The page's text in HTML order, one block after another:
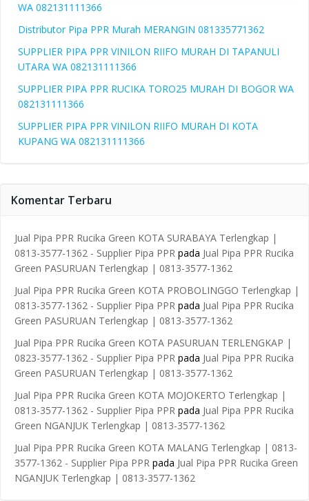
WA 082131111366
Distributor Pipa PPR Murah MERANGIN 081335771362
SUPPLIER PIPA PPR VINILON RIIFO MURAH DI TAPANULI
UTARA WA 082131111366
SUPPLIER PIPA PPR RUCIKA TORO25 MURAH DI BOGOR WA
082131111366
SUPPLIER PIPA PPR VINILON RIIFO MURAH DI KOTA
KUPANG WA 082131111366
Komentar Terbaru
Jual Pipa PPR Rucika Green KOTA SURABAYA Terlengkap |
0813-3577-1362 - Supplier Pipa PPR pada Jual Pipa PPR Rucika
Green PASURUAN Terlengkap | 0813-3577-1362
Jual Pipa PPR Rucika Green KOTA PROBOLINGGO Terlengkap |
0813-3577-1362 - Supplier Pipa PPR pada Jual Pipa PPR Rucika
Green PASURUAN Terlengkap | 0813-3577-1362
Jual Pipa PPR Rucika Green KOTA PASURUAN TERLENGKAP |
0823-3577-1362 - Supplier Pipa PPR pada Jual Pipa PPR Rucika
Green PASURUAN Terlengkap | 0813-3577-1362
Jual Pipa PPR Rucika Green KOTA MOJOKERTO Terlengkap |
0813-3577-1362 - Supplier Pipa PPR pada Jual Pipa PPR Rucika
Green NGANJUK Terlengkap | 0813-3577-1362
Jual Pipa PPR Rucika Green KOTA MALANG Terlengkap | 0813-
3577-1362 - Supplier Pipa PPR pada Jual Pipa PPR Rucika Green
NGANJUK Terlengkap | 0813-3577-1362